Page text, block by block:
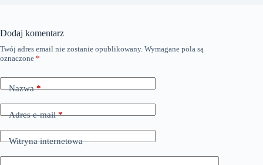
Dodaj komentarz
Twój adres email nie zostanie opublikowany. Wymagane pola są
oznaczone *
Nazwa*
Adres e-mail*
Witryna internetowa